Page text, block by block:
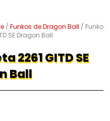
/ Funkos de Dragon Ball / Funko
SE Dragon Ball
2261 GITD SE
Ball